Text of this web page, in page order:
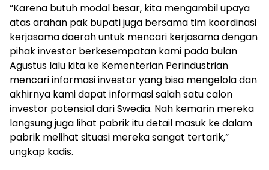
“Karena butuh modal besar, kita mengambil upaya
atas arahan pak bupati juga bersama tim koordinasi
kerjasama daerah untuk mencari kerjasama dengan
pihak investor berkesempatan kami pada bulan
Agustus lalu kita ke Kementerian Perindustrian
mencari informasi investor yang bisa mengelola dan
akhirnya kami dapat informasi salah satu calon
investor potensial dari Swedia. Nah kemarin mereka
langsung juga lihat pabrik itu detail masuk ke dalam
pabrik melihat situasi mereka sangat tertarik,”
ungkap kadis.